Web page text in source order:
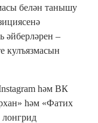
белән танышу
–
кулъязмасын
һәм ВК
һәм «Фатих